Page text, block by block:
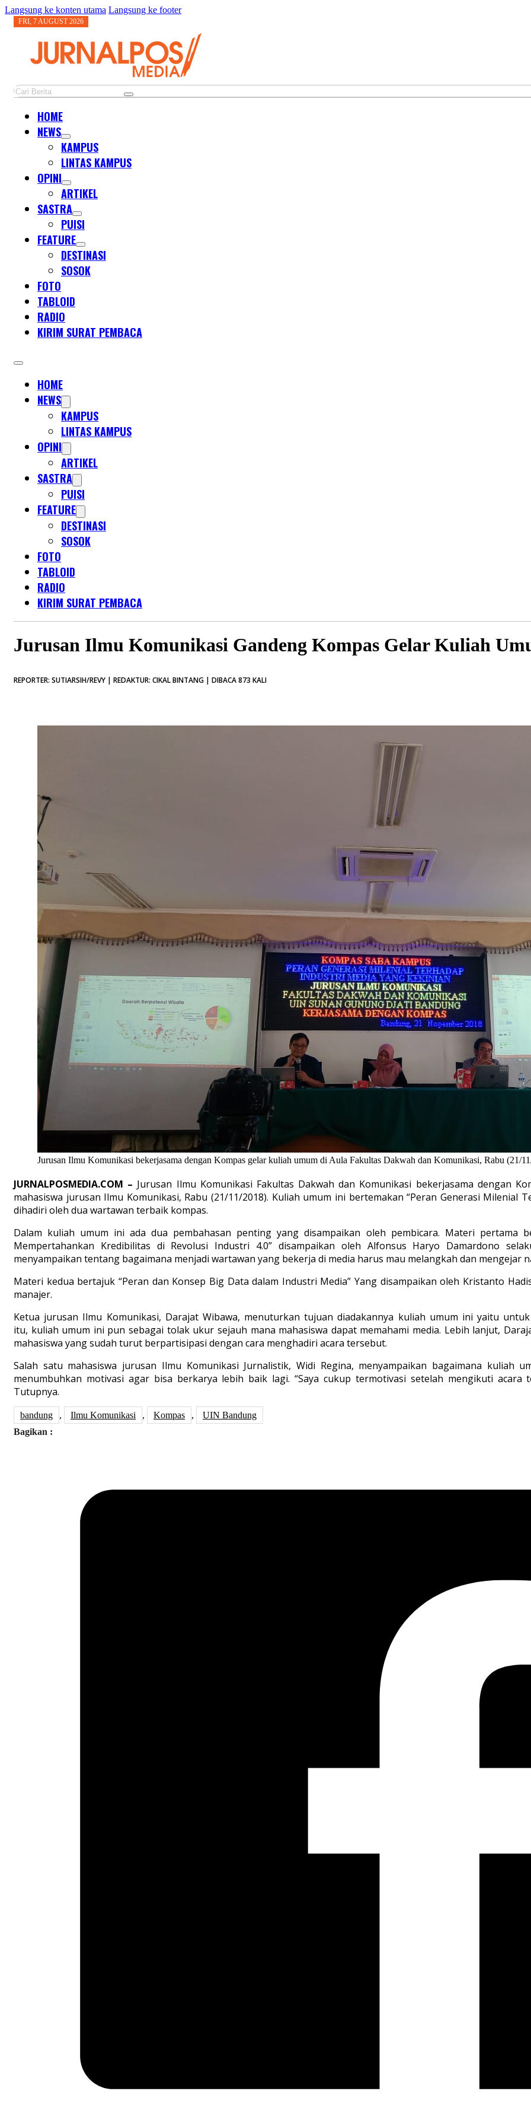
Langsung ke konten utama Langsung ke footer
FRI, 7 AUGUST 2026
Cari
HOME
NEWS
KAMPUS
LINTAS KAMPUS
OPINI
ARTIKEL
SASTRA
PUISI
FEATURE
DESTINASI
SOSOK
FOTO
TABLOID
RADIO
KIRIM SURAT PEMBACA
HOME
NEWS
KAMPUS
LINTAS KAMPUS
OPINI
ARTIKEL
SASTRA
PUISI
FEATURE
DESTINASI
SOSOK
FOTO
TABLOID
RADIO
KIRIM SURAT PEMBACA
Jurusan Ilmu Komunikasi Gandeng Kompas Gelar Kuliah
REPORTER: SUTIARSIH/REVY | REDAKTUR: CIKAL BINTANG | DIBACA 873 KALI
Jurusan Ilmu Komunikasi bekerjasama dengan Kompas gelar kuliah umum di Aula Fakultas Dakwah dan Komunikasi, Rabu (21/
JURNALPOSMEDIA.COM – Jurusan Ilmu Komunikasi Fakultas Dakwah dan Komunikasi bekerjasama dengan
mahasiswa jurusan Ilmu Komunikasi, Rabu (21/11/2018). Kuliah umum ini bertemakan “Peran Generasi Milenial
dihadiri oleh dua wartawan terbaik kompas.
Dalam kuliah umum ini ada dua pembahasan penting yang disampaikan oleh pembicara. Materi pertama
Mempertahankan Kredibilitas di Revolusi Industri 4.0” disampaikan oleh Alfonsus Haryo Damardono
menyampaikan tentang bagaimana menjadi wartawan yang bekerja di media harus mau melangkah dan mengejar
Materi kedua bertajuk “Peran dan Konsep Big Data dalam Industri Media” Yang disampaikan oleh Kristanto
manajer.
Ketua jurusan Ilmu Komunikasi, Darajat Wibawa, menuturkan tujuan diadakannya kuliah umum ini yaitu
itu, kuliah umum ini pun sebagai tolak ukur sejauh mana mahasiswa dapat memahami media. Lebih lanjut,
mahasiswa yang sudah turut berpartisipasi dengan cara menghadiri acara tersebut.
Salah satu mahasiswa jurusan Ilmu Komunikasi Jurnalistik, Widi Regina, menyampaikan bagaimana kuliah
menumbuhkan motivasi agar bisa berkarya lebih baik lagi. “Saya cukup termotivasi setelah mengikuti acara
Tutupnya.
bandung , Ilmu Komunikasi , Kompas ,
UIN Bandung
Bagikan :